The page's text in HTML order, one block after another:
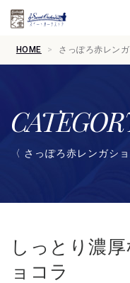
HOME さっぽろ赤レン
〈 さっぽろ赤レンガショ
しっとり濃
ョコラ